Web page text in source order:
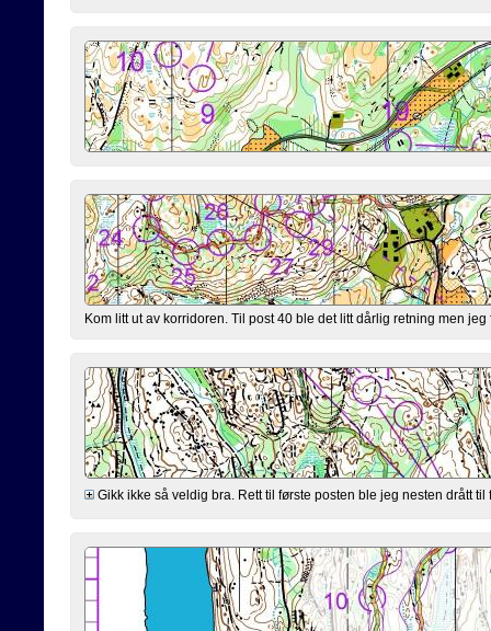
Kom litt ut av korridoren. Til post 40 ble det litt dårlig retning men
Gikk ikke så veldig bra. Rett til første posten ble jeg nesten drått